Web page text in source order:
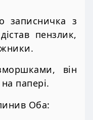
записничка з
пензлик,
він
папері.
Оба: